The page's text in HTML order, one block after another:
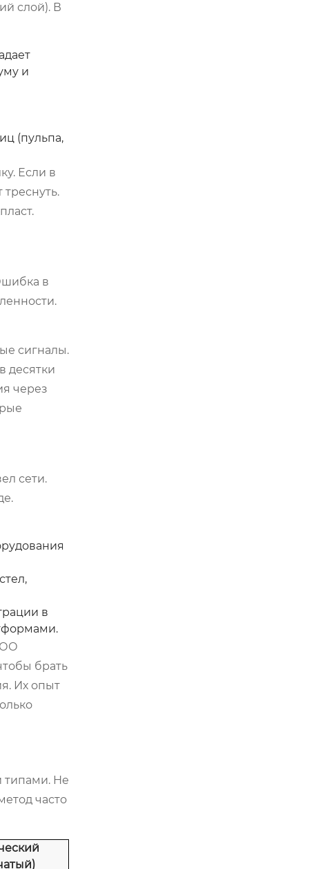
слой). В
и
(пульпа,
Если в
в
сигналы.
десятки
через
сети.
в
брать
Их опыт
типами. Не
часто